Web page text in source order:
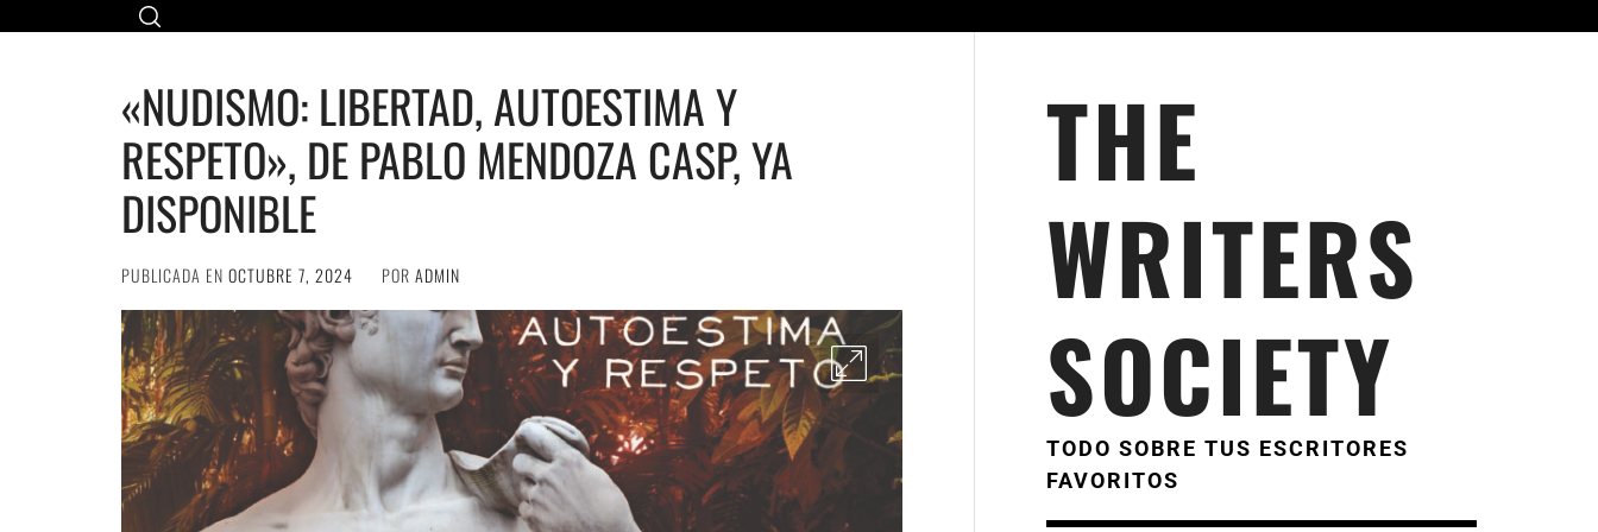
«NUDISMO: LIBERTAD, AUTOESTIMA Y
RESPETO», DE PABLO MENDOZA CASP, YA
DISPONIBLE
PUBLICADA EN OCTUBRE 7, 2024 POR ADMIN
THE
WRITERS
SOCIETY
TODO SOBRE TUS ESCRITORES
FAVORITOS